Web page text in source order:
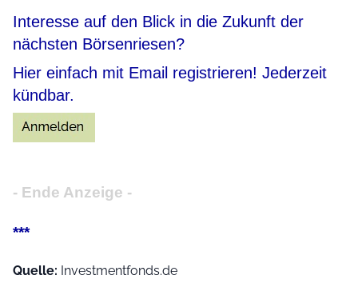
Interesse auf den Blick in die Zukunft der
nächsten Börsenriesen?
Hier einfach mit Email registrieren! Jederzeit
kündbar.
- Ende Anzeige -
***
Quelle: Investmentfonds.de